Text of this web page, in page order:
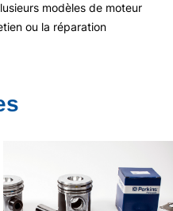
modèles de moteur
ou la réparation